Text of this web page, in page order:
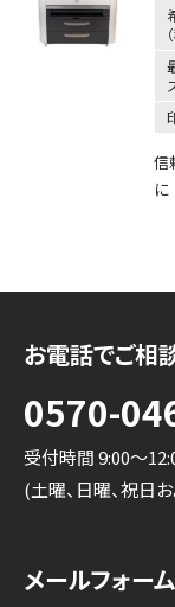
信
に
お電話でご相
0570-
受付時間 9:00～
(土曜、日曜、祝日
メールフォー